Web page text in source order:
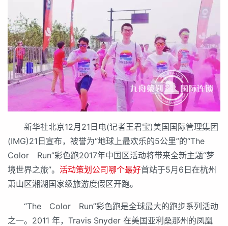
新华社北京12月21日电(记者王君宝)美国国际管理集团
(IMG)21日宣布，被誉为“地球上最欢乐的5公里”的“The
Color Run”彩色跑2017年中国区活动将带来全新主题“梦
境世界之旅”。 活动策划公司哪个最好首站于5月6日在杭州
萧山区湘湖国家级旅游度假区开跑。
“The Color Run”彩色跑是全球最大的跑步系列活动
之一。2011 年，Travis Snyder 在美国亚利桑那州的凤凰